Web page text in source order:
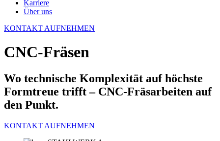
Karriere
Über uns
KONTAKT AUFNEHMEN
CNC-Fräsen
Wo technische Komplexität auf höchste
Formtreue trifft – CNC-Fräsarbeiten auf
den Punkt.
KONTAKT AUFNEHMEN